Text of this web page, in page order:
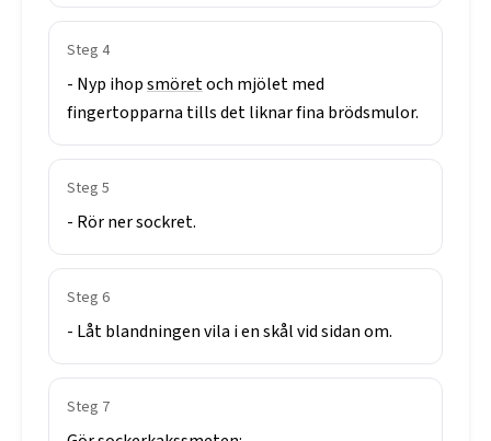
Steg 4
- Nyp ihopsmöretoch mjöletmed
fingertopparna tillsdetliknarfina brödsmulor.
Steg 5
- Rörnersockret.
Steg 6
- Låtblandningenvila ienskålvidsidanom.
Steg 7